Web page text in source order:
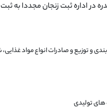
در اداره ثبت زنجان مجددا به
و توزیع و صادرات انواع مواد
تولیدی